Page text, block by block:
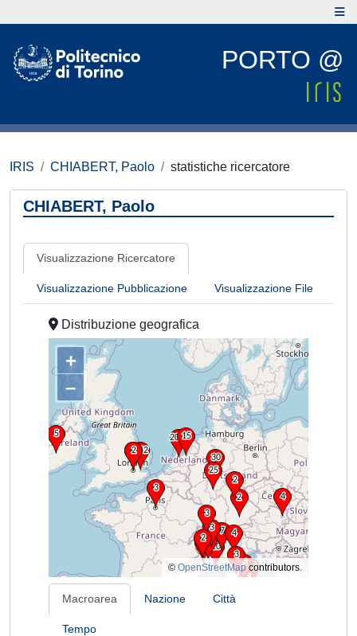
PORTO @
IRIS CHIABERT, Paolo statistiche ricercatore
CHIABERT, Paolo
Visualizzazione Ricercatore
Visualizzazione Pubblicazione Visualizzazione File
Distribuzione geografica
+
–
© OpenStreetMapcontributors.
Macroarea Nazione Città
Tempo